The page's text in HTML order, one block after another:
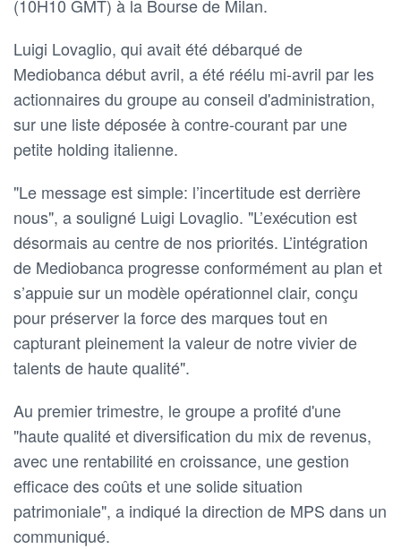
(10H10 GMT) à la Bourse de Milan.
Luigi Lovaglio, qui avait été débarqué de
Mediobanca début avril, a été réélu mi-avril par les
actionnaires du groupe au conseil d'administration,
sur une liste déposée à contre-courant par une
petite holding italienne.
"Le message est simple: l’incertitude est derrière
nous", a souligné Luigi Lovaglio. "L’exécution est
désormais au centre de nos priorités. L’intégration
de Mediobanca progresse conformément au plan et
s’appuie sur un modèle opérationnel clair, conçu
pour préserver la force des marques tout en
capturant pleinement la valeur de notre vivier de
talents de haute qualité".
Au premier trimestre, le groupe a profité d'une
"haute qualité et diversification du mix de revenus,
avec une rentabilité en croissance, une gestion
efficace des coûts et une solide situation
patrimoniale", a indiqué la direction de MPS dans un
communiqué.